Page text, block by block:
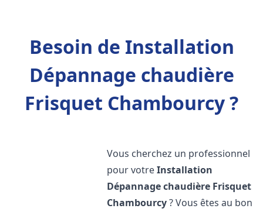
Besoin de Installation
Dépannage chaudière
Frisquet Chambourcy ?
Vous cherchez un professionnel
pour votreInstallation
Dépannage chaudière Frisquet
Chambourcy? Vous êtes au bon